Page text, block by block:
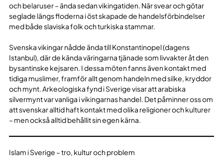
och belaruser – ända sedan vikingatiden. När svear och götar
seglade längs floderna i öst skapade de handelsförbindelser
med både slaviska folk och turkiska stammar.
Svenska vikingar nådde ända till Konstantinopel (dagens
Istanbul), där de kända väringarna tjänade som livvakter åt den
bysantinske kejsaren. I dessa möten fanns även kontakt med
tidiga muslimer, framför allt genom handeln med silke, kryddor
och mynt. Arkeologiska fynd i Sverige visar att arabiska
silvermynt var vanliga i vikingarnas handel. Det påminner oss om
att svenskar alltid haft kontakt med olika religioner och kulturer
– men också alltid behållit sin egen kärna.
Islam i Sverige – tro, kultur och problem